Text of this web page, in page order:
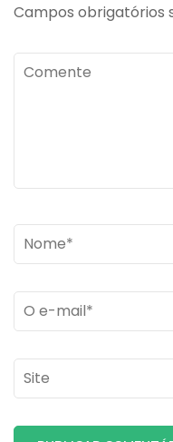
Campos obrigatórios
Comente
Name*
Email *
Site